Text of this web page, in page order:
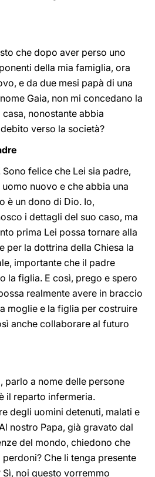
che dopo aver perso uno
della mia famiglia, ora
e da due mesi papà di una
Gaia, non mi concedano la
nonostante abbia
verso la società?
felice che Lei sia padre,
nuovo e che abbia una
è un dono di Dio. Io,
i dettagli del suo caso, ma
prima Lei possa tornare alla
per la dottrina della Chiesa la
importante che il padre
la figlia. E così, prego e spero
realmente avere in braccio
moglie e la figlia per costruire
anche collaborare al futuro
parlo a nome delle persone
il reparto infermeria.
degli uomini detenuti, malati e
nostro Papa, già gravato dal
del mondo, chiedono che
Che li tenga presente
noi questo vorremmo